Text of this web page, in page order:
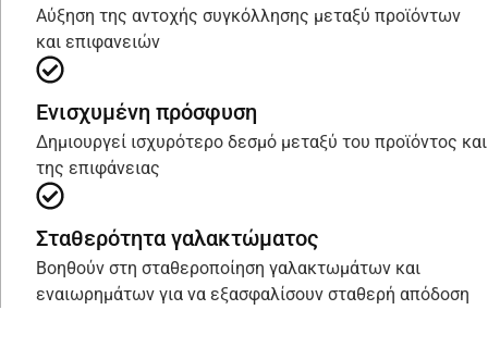
Αύξηση της αντοχής συγκόλλησης μεταξύ προϊόντων
και επιφανειών
Ενισχυμένη πρόσφυση
Δημιουργεί ισχυρότερο δεσμό μεταξύ του προϊόντος και
της επιφάνειας
Σταθερότητα γαλακτώματος
Βοηθούν στη σταθεροποίηση γαλακτωμάτων και
εναιωρημάτων για να εξασφαλίσουν σταθερή απόδοση